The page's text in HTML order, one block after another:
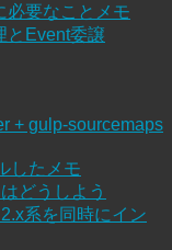
必要なことメモ
とEvent委譲
+ gulp-sourcemaps
したメモ
どうしよう
系を同時にイン